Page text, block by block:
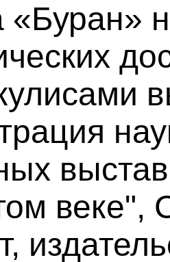
«Буран»
веке",